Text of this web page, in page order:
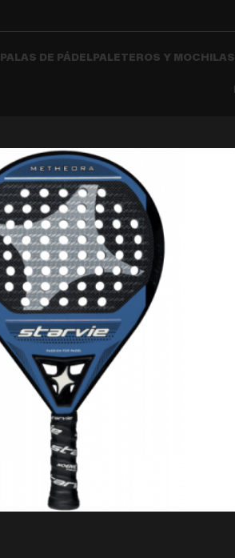
PALAS DE PÁDEL PALETEROS Y MOCHILAS